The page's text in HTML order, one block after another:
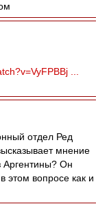
...
отдел Ред
мнение
Аргентины? Он
этом вопросе как и